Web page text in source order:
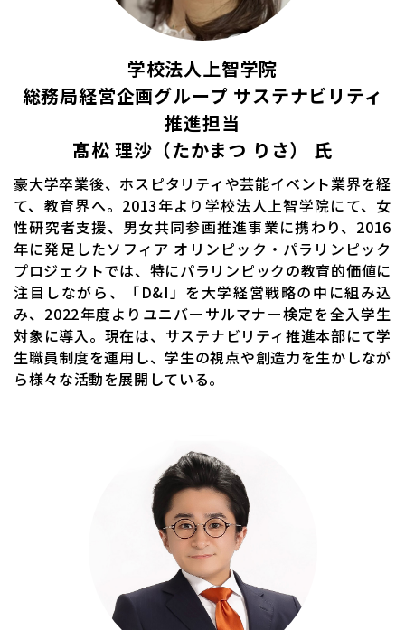
学校法人上智学院
総務局経営企画グループ サステナビリティ
推進担当
髙松 理沙（たかまつ りさ） 氏
豪大学卒業後、ホスピタリティや芸能イベント業界を経
て、教育界へ。2013年より学校法人上智学院にて、女
性研究者支援、男女共同参画推進事業に携わり、2016
年に発足したソフィア オリンピック・パラリンピック
プロジェクトでは、特にパラリンピックの教育的価値に
注目しながら、「D&I」を大学経営戦略の中に組み込
み、2022年度よりユニバーサルマナー検定を全入学生
対象に導入。現在は、サステナビリティ推進本部にて学
生職員制度を運用し、学生の視点や創造力を生かしなが
ら様々な活動を展開している。